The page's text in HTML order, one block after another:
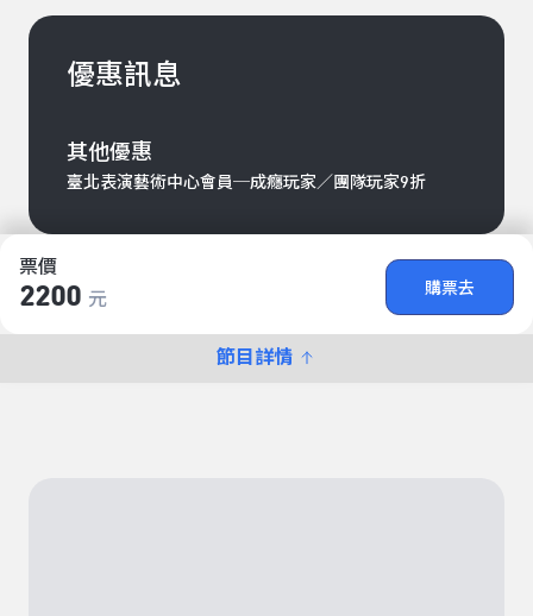
票價
2200 元
購票去
節目詳情
優惠訊息
其他優惠
臺北表演藝術中心會員─成癮玩家／團隊玩家9折